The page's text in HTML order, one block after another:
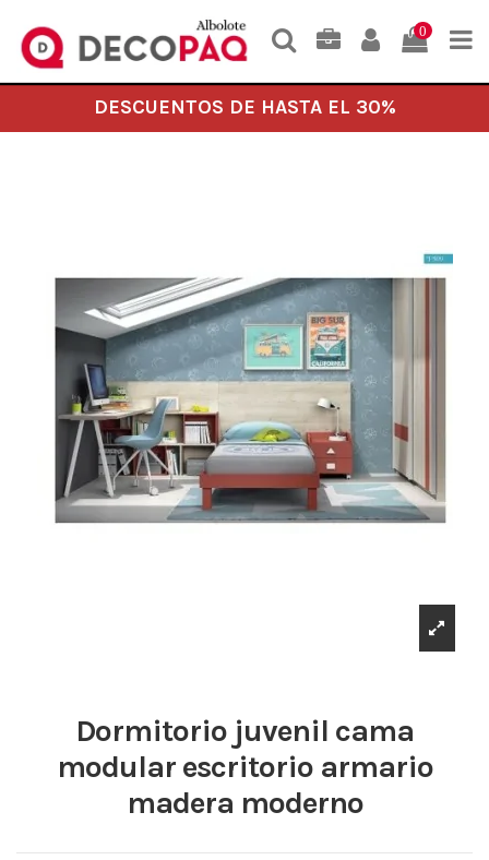
0
DESCUENTOS DE HASTA EL 30%
Dormitorio juvenil cama
modular escritorio armario
madera moderno